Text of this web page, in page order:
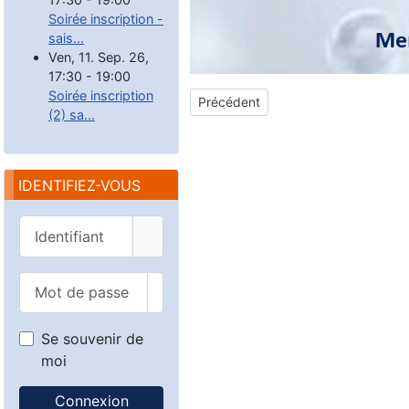
Soirée inscription -
sais...
Ven, 11. Sep. 26,
17:30 - 19:00
Soirée inscription
(2) sa...
IDENTIFIEZ-VOUS
Se souvenir de
moi
Connexion
Article précédent : Inscription
Précédent